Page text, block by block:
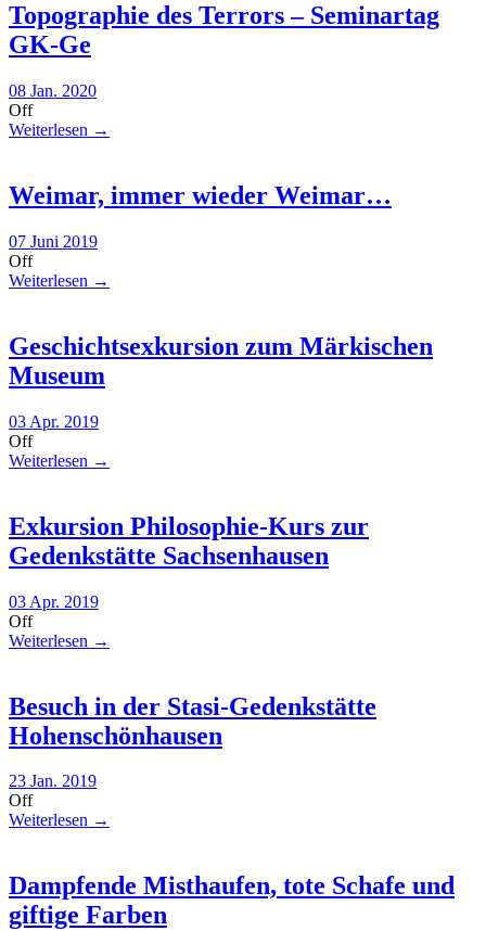
Topographie des Terrors – Seminartag
GK-Ge
08 Jan. 2020
Off
Weiterlesen →
Weimar, immer wieder Weimar…
07 Juni 2019
Off
Weiterlesen →
Geschichtsexkursion zum Märkischen
Museum
03 Apr. 2019
Off
Weiterlesen →
Exkursion Philosophie-Kurs zur
Gedenkstätte Sachsenhausen
03 Apr. 2019
Off
Weiterlesen →
Besuch in der Stasi-Gedenkstätte
Hohenschönhausen
23 Jan. 2019
Off
Weiterlesen →
Dampfende Misthaufen, tote Schafe und
giftige Farben